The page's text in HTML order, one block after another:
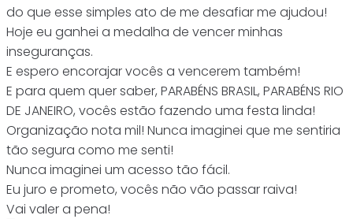
do que esse simples ato de me desafiar me ajudou!
Hoje eu ganhei a medalha de vencer minhas
inseguranças.
E espero encorajar vocês a vencerem também!
E para quem quer saber, PARABÉNS BRASIL, PARABÉNS RIO
DE JANEIRO, vocês estão fazendo uma festa linda!
Organização nota mil! Nunca imaginei que me sentiria
tão segura como me senti!
Nunca imaginei um acesso tão fácil.
Eu juro e prometo, vocês não vão passar raiva!
Vai valer a pena!